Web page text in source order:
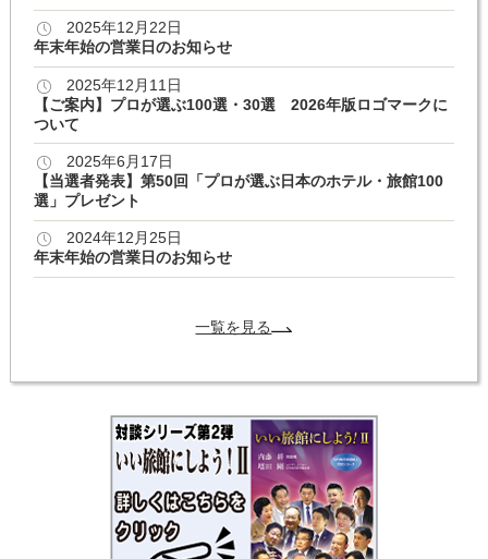
2025年12月22日
年末年始の営業日のお知らせ
2025年12月11日
【ご案内】プロが選ぶ100選・30選 2026年版ロゴマークに
ついて
2025年6月17日
【当選者発表】第50回「プロが選ぶ日本のホテル・旅館100
選」プレゼント
2024年12月25日
年末年始の営業日のお知らせ
一覧を見る